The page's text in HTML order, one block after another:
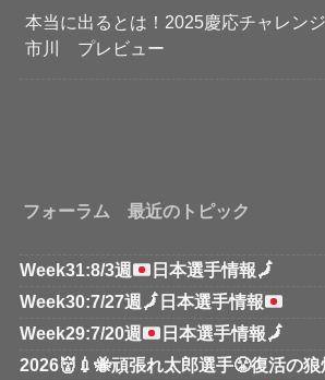
本当に出るとは！2025慶応チャレン
市川 プレビュー
フォーラム 最近のトピック
Week31:8/3週 日本選手情報🗾
Week30:7/27週 🗾 日本選手情報
Week29:7/20週
日本選手情報🗾
2026👹💉🐝頑張れ太郎選手😤復活の